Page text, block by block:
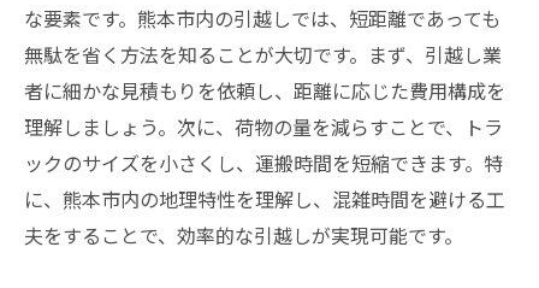
な要素です。熊本市内の引越しでは、短距離であっても
無駄を省く方法を知ることが大切です。まず、引越し業
者に細かな見積もりを依頼し、距離に応じた費用構成を
理解しましょう。次に、荷物の量を減らすことで、トラ
ックのサイズを小さくし、運搬時間を短縮できます。特
に、熊本市内の地理特性を理解し、混雑時間を避ける工
夫をすることで、効率的な引越しが実現可能です。